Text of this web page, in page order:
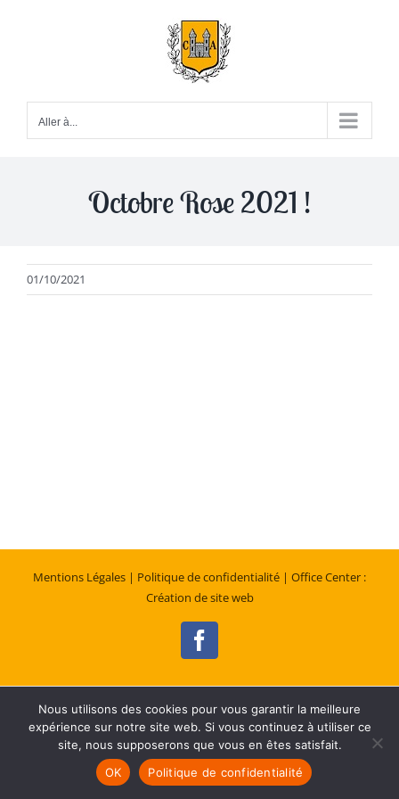
Aller à...
Octobre Rose 2021 !
01/10/2021
Mentions Légales | Politique de confidentialité | Office Center :
Création de site web
Facebook
Nous utilisons des cookies pour vous garantir la meilleure
expérience sur notre site web. Si vous continuez à utiliser ce
site, nous supposerons que vous en êtes satisfait.
OK
Politique de confidentialité